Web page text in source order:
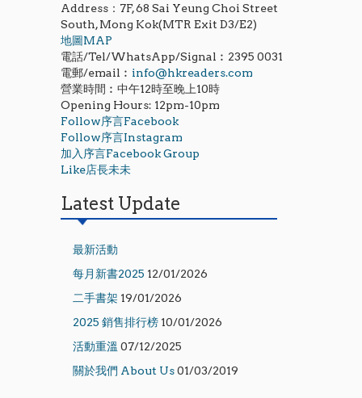
Address：7F, 68 Sai Yeung Choi Street
South, Mong Kok(MTR Exit D3/E2)
地圖MAP
電話/Tel/WhatsApp/Signal︰2395 0031
電郵/email︰ info@hkreaders.com
營業時間︰中午12時至晚上10時
Opening Hours: 12pm-10pm
Follow序言Facebook
Follow序言Instagram
加入序言Facebook Group
Like店長未未
Latest Update
最新活動
每月新書2025 12/01/2026
二手書架 19/01/2026
2025 銷售排行榜 10/01/2026
活動重溫 07/12/2025
關於我們 About Us01/03/2019